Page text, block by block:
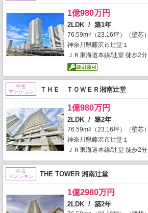
1億980万円
2LDK / 築1年
76.59m2
（23.16坪）（壁芯）
神奈川県藤沢市辻堂１
ＪＲ東海道本線/辻堂 徒歩2分
中古
マンション
ＴＨＥ ＴＯＷＥＲ湘南辻堂
1億980万円
2LDK / 築2年
76.59m2
（23.16坪）（壁芯）
神奈川県藤沢市辻堂１
ＪＲ東海道本線/辻堂 徒歩2分
中古
マンション
THE TOWER 湘南辻堂
1億2980万円
2LDK / 築2年